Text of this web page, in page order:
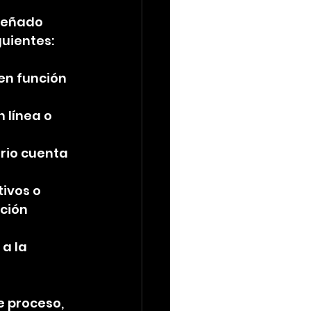
función
línea o
cuenta
o
la
proceso,